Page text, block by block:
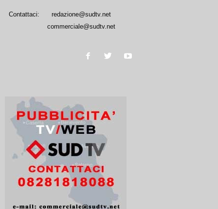
Contattaci:
redazione@sudtv.net
commerciale@sudtv.net